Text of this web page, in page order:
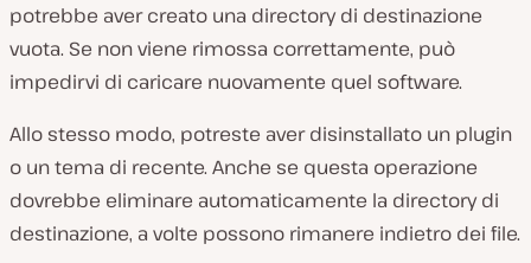
potrebbe aver creato una directory di destinazione
vuota. Se non viene rimossa correttamente, può
impedirvi di caricare nuovamente quel software.
Allo stesso modo, potreste aver disinstallato un plugin
o un tema di recente. Anche se questa operazione
dovrebbe eliminare automaticamente la directory di
destinazione, a volte possono rimanere indietro dei file.